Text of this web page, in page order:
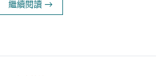
繼續閱讀 →